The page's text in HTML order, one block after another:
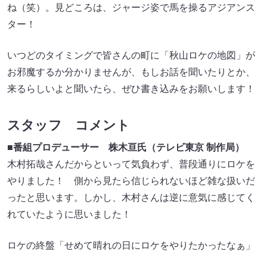
ね（笑）。見どころは、ジャージ姿で馬を操るアジアンス
ター！
いつどのタイミングで皆さんの町に「秋山ロケの地図」が
お邪魔するか分かりませんが、もしお話を聞いたりとか、
来るらしいよと聞いたら、ぜひ書き込みをお願いします！
スタッフ コメント
■番組プロデューサー 株木亘氏（テレビ東京 制作局）
木村拓哉さんだからといって気負わず、普段通りにロケを
やりました！ 側から見たら信じられないほど雑な扱いだ
ったと思います。しかし、木村さんは逆に意気に感じてく
れていたように思いました！
ロケの終盤「せめて晴れの日にロケをやりたかったなぁ」